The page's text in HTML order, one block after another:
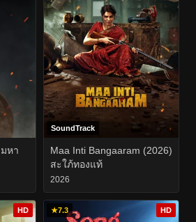
หา
SoundTrack
Maa Inti Bangaaram (2026)
สะใภ้ทองแท้
2026
HD ★7.3 HD